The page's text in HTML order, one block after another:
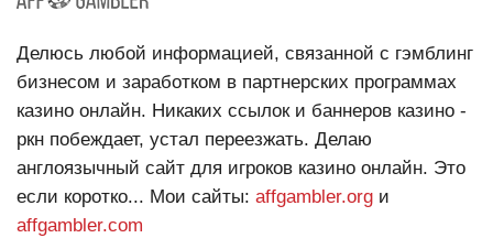
Делюсь любой информацией, связанной с гэмблинг
бизнесом и заработком в партнерских программах
казино онлайн. Никаких ссылок и баннеров казино -
ркн побеждает, устал переезжать. Делаю
англоязычный сайт для игроков казино онлайн. Это
если коротко... Мои сайты: affgambler.org и
affgambler.com